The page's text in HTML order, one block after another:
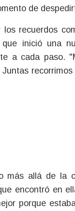
de
recuerdos
inició una
a cada
más allá de la
encontró en
porque